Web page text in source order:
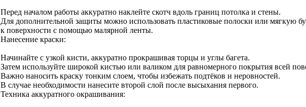
Перед началом работы аккуратно наклейте скотч вдоль границ потолка и стены.
Для дополнительной защиты можно использовать пластиковые полоски или мягкую
к поверхности с помощью малярной ленты.
Нанесение краски:
Начинайте с узкой кисти, аккуратно прокрашивая торцы и углы багета.
Затем используйте широкой кистью или валиком для равномерного покрытия всей
Важно наносить краску тонким слоем, чтобы избежать подтёков и неровностей.
В случае необходимости нанесите второй слой после высыхания первого.
Техника аккуратного окрашивания: